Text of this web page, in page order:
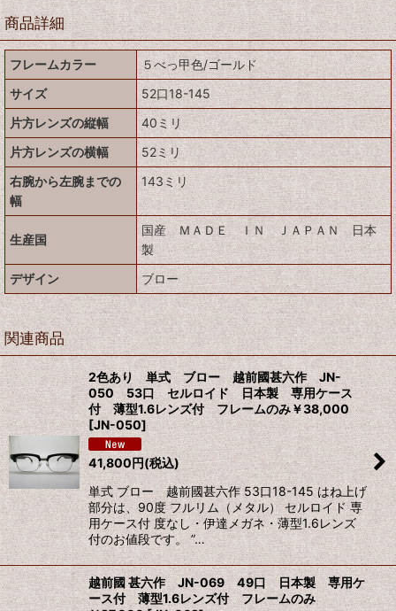
商品詳細
フレームカラー
５べっ甲色/ゴールド
サイズ
52口18-145
片方レンズの縦幅
40ミリ
片方レンズの横幅
52ミリ
右腕から左腕までの
幅
143ミリ
生産国
国産 ＭＡＤＥ ＩＮ ＪＡＰＡＮ 日本
製
デザイン
ブロー
関連商品
2色あり 単式 ブロー 越前國甚六作 JN-
050 53口 セルロイド 日本製 専用ケース
付 薄型1.6レンズ付 フレームのみ￥38,000
[JN-050]
41,800円(税込)
単式 ブロー 越前國甚六作 53口18-145 はね上げ
部分は、90度 フルリム（メタル） セルロイド 専
用ケース付 度なし・伊達メガネ・薄型1.6レンズ
付のお値段です。 ”…
越前國 甚六作 JN-069 49口 日本製 専用ケ
ース付 薄型1.6レンズ付 フレームのみ